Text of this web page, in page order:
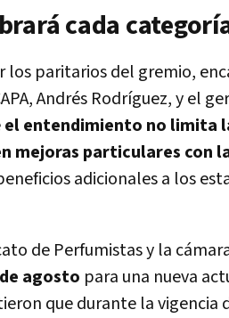
cada
los paritarios del gremio,
Andrés Rodríguez, y el
el entendimiento no limita
mejoras particulares con
adicionales a los
de Perfumistas y la
agosto para una nueva
que durante la